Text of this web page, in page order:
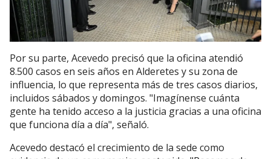
Por su parte, Acevedo precisó que la oficina atendió
8.500 casos en seis años en Alderetes y su zona de
influencia, lo que representa más de tres casos diarios,
incluidos sábados y domingos. "Imagínense cuánta
gente ha tenido acceso a la justicia gracias a una oficina
que funciona día a día", señaló.
Acevedo destacó el crecimiento de la sede como